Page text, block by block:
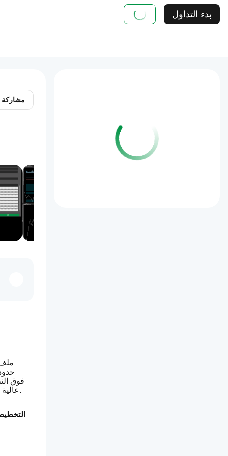
بدء التداول
مشاركة
عالية التباين بالإضافة إلى ألوان مخصصة، شفافية الصناديق العالمية، تحكم في العرض/الإزاحة، وسماكة/نمط لكل خط. مصمم للقراءة والأداء.